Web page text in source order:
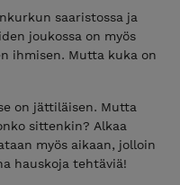
saaristossa ja
joukossa on myös
ihmisen. Mutta kuka on
on jättiläisen. Mutta
sittenkin? Alkaa
myös aikaan, jolloin
hauskoja tehtäviä!